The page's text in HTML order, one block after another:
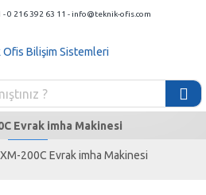
0 216 392 63 11 - info@teknik-ofis.com
200C Evrak imha Makinesi
Evrak imha Makinesi